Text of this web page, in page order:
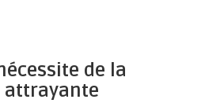
de la
attrayante